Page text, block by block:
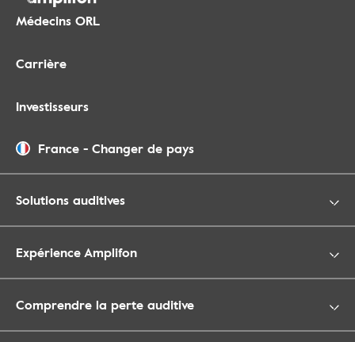
Médecins ORL
Carrière
Investisseurs
France - Changer de pays
Solutions auditives
Expérience Amplifon
Comprendre la perte auditive